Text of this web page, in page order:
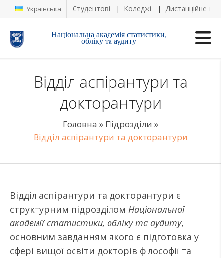
Українська Студентові Коледжі Дистанційне
Національна академія статистики,
обліку та аудиту
Відділ аспірантури та
докторантури
Головна » Підрозділи »
Відділ аспірантури та докторантури
Відділ аспірантури та докторантури є
структурним підрозділом Національної
академії статистики, обліку та аудиту,
основним завданням якого є підготовка у
сфері вищої освіти докторів філософії та